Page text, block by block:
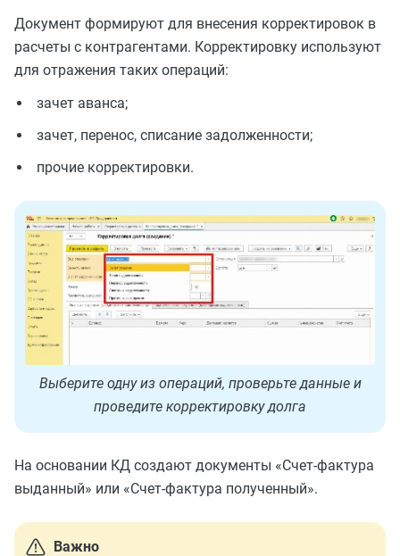
Документ формируют для внесения корректировок в
расчеты с контрагентами. Корректировку используют
для отражения таких операций:
зачет аванса;
зачет, перенос, списание задолженности;
прочие корректировки.
Выберите одну из операций, проверьте данные и
проведите корректировку долга
На основании КД создают документы «Счет-фактура
выданный» или «Счет-фактура полученный».
Важно